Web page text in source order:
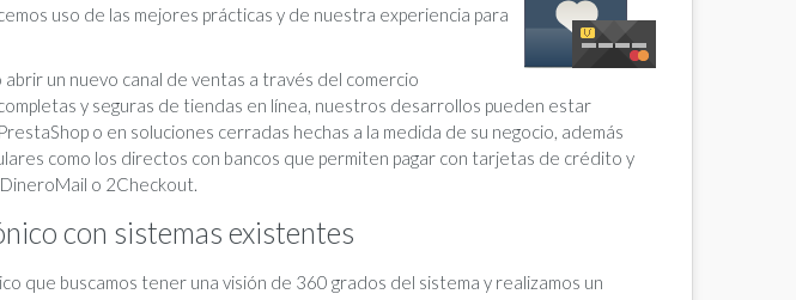
uso de las mejores prácticas y de nuestra experiencia para
un nuevo canal de ventas a través del comercio
y seguras de tiendas en línea, nuestros desarrollos pueden estar
o en soluciones cerradas hechas a la medida de su negocio, además
como los directos con bancos que permiten pagar con tarjetas de crédito y
o 2Checkout.
con sistemas existentes
que buscamos tener una visión de 360 grados del sistema y realizamos un